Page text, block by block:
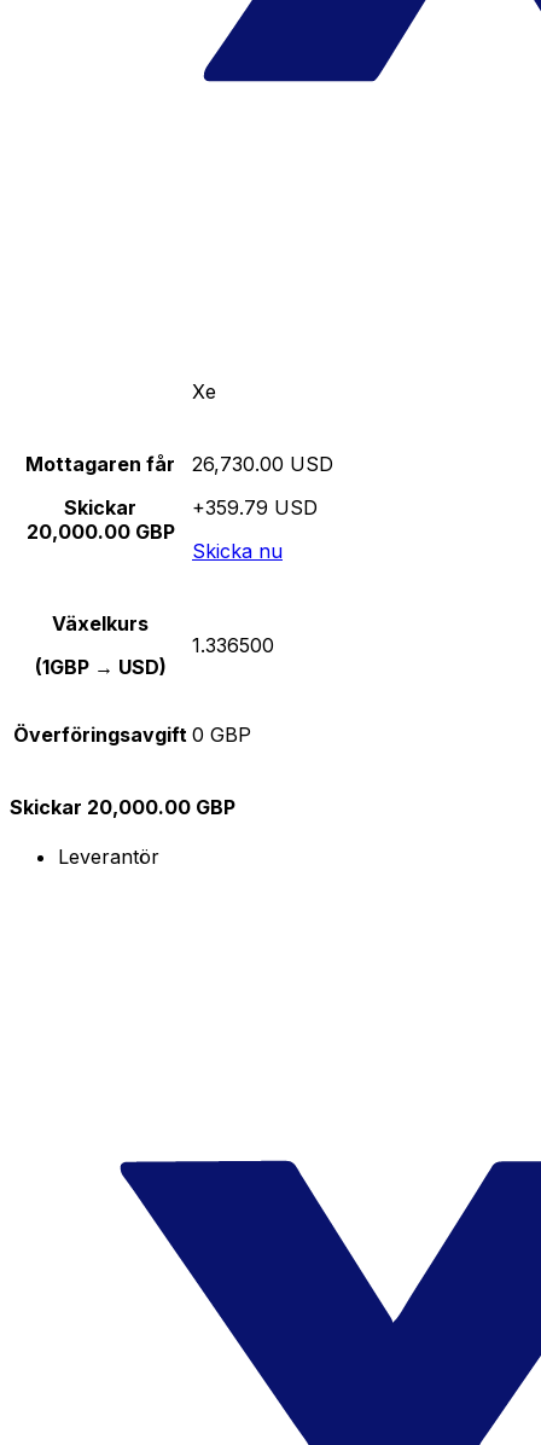
Xe
Mottagaren får
Skickar
20,000.00 GBP
26,730.00 USD
+359.79 USD
Skicka nu
Växelkurs
(1GBP → USD)
1.336500
Överföringsavgift 0 GBP
Skickar 20,000.00 GBP
Leverantör